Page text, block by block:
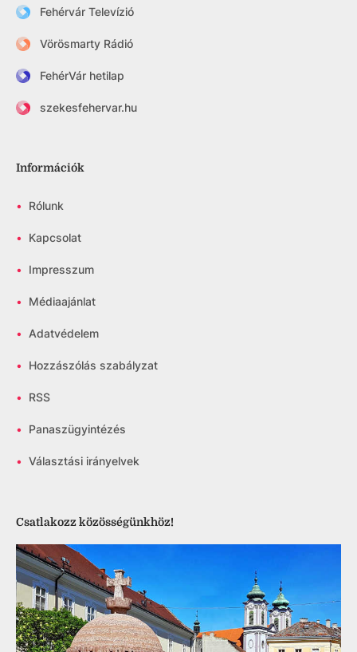
Fehérvár Televízió
Vörösmarty Rádió
FehérVár hetilap
szekesfehervar.hu
Információk
• Rólunk
• Kapcsolat
• Impresszum
• Médiaajánlat
• Adatvédelem
• Hozzászólás szabályzat
• RSS
• Panaszügyintézés
• Választási irányelvek
Csatlakozz közösségünkhöz!